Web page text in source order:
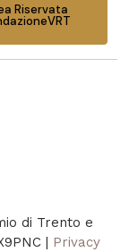
Riservata
di Trento e
| Privacy